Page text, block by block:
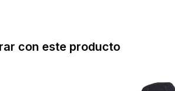
con este producto